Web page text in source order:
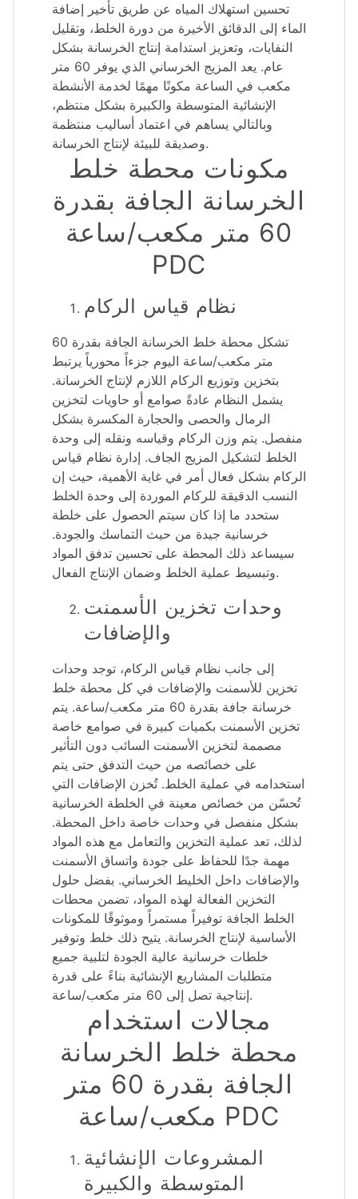
تحسين استهلاك المياه عن طريق تأخير إضافة
الماء إلى الدقائق الأخيرة من دورة الخلط، وتقليل
النفايات، وتعزيز استدامة إنتاج الخرسانة بشكل
عام. يعد المزيج الخرساني الذي يوفر 60 متر
مكعب في الساعة مكونًا مهمًا لخدمة الأنشطة
الإنشائية المتوسطة والكبيرة بشكل منتظم،
وبالتالي يساهم في اعتماد أساليب منتظمة
وصديقة للبيئة لإنتاج الخرسانة.
مكونات محطة خلط
الخرسانة الجافة بقدرة
60 متر مكعب/ساعة
PDC
نظام قياس الركام
تشكل محطة خلط الخرسانة الجافة بقدرة 60
متر مكعب/ساعة اليوم جزءاً محورياً يرتبط
بتخزين وتوزيع الركام اللازم لإنتاج الخرسانة.
يشمل النظام عادةً صوامع أو حاويات لتخزين
الرمال والحصى والحجارة المكسرة بشكل
منفصل. يتم وزن الركام وقياسه ونقله إلى وحدة
الخلط لتشكيل المزيج الجاف. إدارة نظام قياس
الركام بشكل فعال أمر في غاية الأهمية، حيث إن
النسب الدقيقة للركام الموردة إلى وحدة الخلط
ستحدد ما إذا كان سيتم الحصول على خلطة
خرسانية جيدة من حيث التماسك والجودة.
سيساعد ذلك المحطة على تحسين تدفق المواد
وتبسيط عملية الخلط وضمان الإنتاج الفعال.
وحدات تخزين الأسمنت
والإضافات
إلى جانب نظام قياس الركام، توجد وحدات
تخزين للأسمنت والإضافات في كل محطة خلط
خرسانة جافة بقدرة 60 متر مكعب/ساعة. يتم
تخزين الأسمنت بكميات كبيرة في صوامع خاصة
مصممة لتخزين الأسمنت السائب دون التأثير
على خصائصه من حيث التدفق حتى يتم
استخدامه في عملية الخلط. تُخزن الإضافات التي
تُحسّن من خصائص معينة في الخلطة الخرسانية
بشكل منفصل في وحدات خاصة داخل المحطة.
لذلك، تعد عملية التخزين والتعامل مع هذه المواد
مهمة جدًا للحفاظ على جودة واتساق الأسمنت
والإضافات داخل الخليط الخرساني. بفضل حلول
التخزين الفعالة لهذه المواد، تضمن محطات
الخلط الجافة توفيراً مستمراً وموثوقًا للمكونات
الأساسية لإنتاج الخرسانة. يتيح ذلك خلط وتوفير
خلطات خرسانية عالية الجودة لتلبية جميع
متطلبات المشاريع الإنشائية بناءً على قدرة
إنتاجية تصل إلى 60 متر مكعب/ساعة.
مجالات استخدام
محطة خلط الخرسانة
الجافة بقدرة 60 متر
مكعب/ساعة PDC
المشروعات الإنشائية
المتوسطة والكبيرة